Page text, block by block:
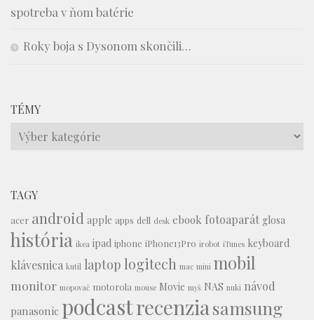
spotreba v ňom batérie
Roky boja s Dysonom skončili…
TÉMY
Témy
TAGY
acer android apple apps dell desk ebook fotoaparát glosa
história ikea ipad iphone iPhone13Pro irobot iTunes keyboard
klávesnica kutil laptop logitech mac mini mobil
monitor mopovač motorola mouse Movie myš NAS nuki návod
panasonic podcastrecenziasamsung